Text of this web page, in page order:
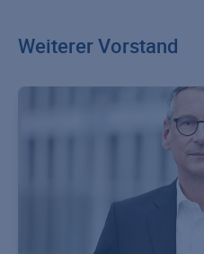
Weiterer Vorstand